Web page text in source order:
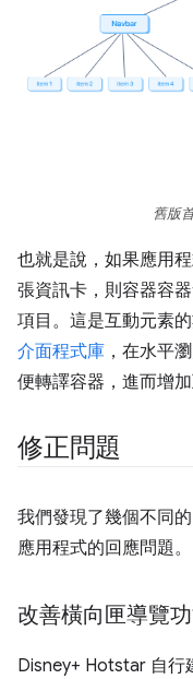
舊版
也就是說，如果應用
張資訊卡，則容器容
項目。這是互動元素
介面程式庫 ，在水平
便轉譯容器，進而增加
修正問題
我們發現了幾個不同
應用程式的回應問題。
改善橫向匣導覽
Disney+ Hotstar 自行